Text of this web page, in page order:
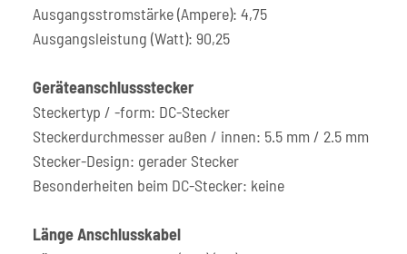
Ausgangsstromstärke (Ampere): 4,75
Ausgangsleistung (Watt): 90,25
Geräteanschlussstecker
Steckertyp / -form: DC-Stecker
Steckerdurchmesser außen / innen: 5.5 mm / 2.5 mm
Stecker-Design: gerader Stecker
Besonderheiten beim DC-Stecker: keine
Länge Anschlusskabel